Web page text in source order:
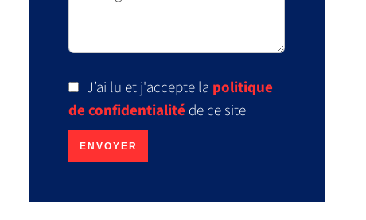
J’ai lu et j'accepte la politique
de confidentialitéde ce site
ENVOYER